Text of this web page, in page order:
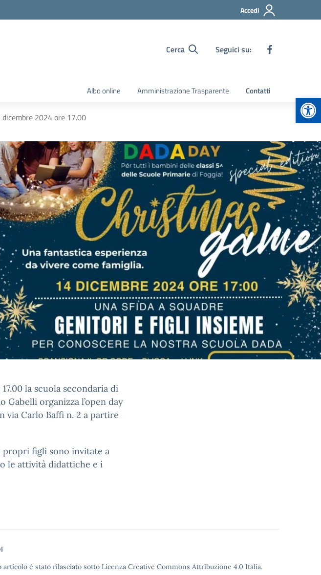
Accedi
Cerca Seguici su:
Albo online Amministrazione Trasparente Contatti
dicembre 2024 ore 17.00
la scuola secondaria di
Gabelli organizza l’open day
via Carlo Baffi n. 2 a partire
propri figli sono invitate a
le attività didattiche e i
è stato rilasciato sotto Licenza Creative Commons Attribuzione 4.0 Italia.